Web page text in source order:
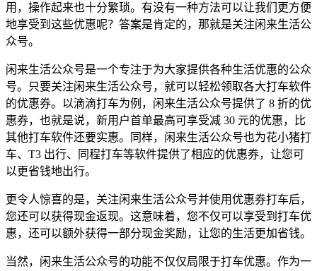
用，操作起来也十分繁琐。有没有一种方法可以让我们更方便
地享受到这些优惠呢？答案是肯定的，那就是关注闲来生活公
众号。
闲来生活公众号是一个专注于为大家提供各种生活优惠的公众
号。只要关注闲来生活公众号，就可以轻松领取各大打车软件
的优惠券。以滴滴打车为例，闲来生活公众号提供了 8 折的优
惠券，也就是说，新用户首单最高可享受减 30 元的优惠，比
其他打车软件还要实惠。同样，闲来生活公众号也为花小猪打
车、T3 出行、同程打车等软件提供了相应的优惠券，让您可
以更省钱地出行。
更令人惊喜的是，关注闲来生活公众号并使用优惠券打车后，
您还可以获得现金返现。这意味着，您不仅可以享受到打车优
惠，还可以额外获得一部分现金奖励，让您的生活更加省钱。
当然，闲来生活公众号的功能不仅仅局限于打车优惠。作为一